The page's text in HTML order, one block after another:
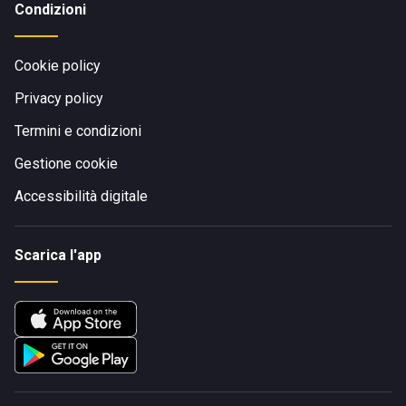
Condizioni
Cookie policy
Privacy policy
Termini e condizioni
Gestione cookie
Accessibilità digitale
Scarica l'app